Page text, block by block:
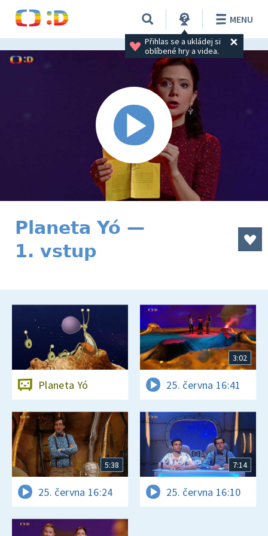
Přihlas se a ukládej si
oblíbené hry a videa.
MENU
Planeta Yó —
1. vstup
Planeta Yó
3:02
25. června 16:41
5:38
25. června 16:24
7:14
25. června 16:10